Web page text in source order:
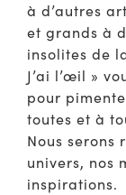
à d’autres
et grands à
insolites de
J’ai l’œil »
pour
toutes et à
Nous serons
univers, nos
inspirations.